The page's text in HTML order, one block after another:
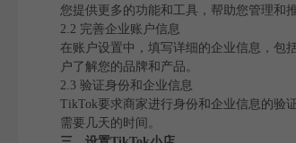
您提供更多的功能和工具，帮助您管理和
2.2 完善企业账户信息
在账户设置中，填写详细的企业信息，包
户了解您的品牌和产品。
2.3 验证身份和企业信息
TikTok要求商家进行身份和企业信息的验
需要几天的时间。